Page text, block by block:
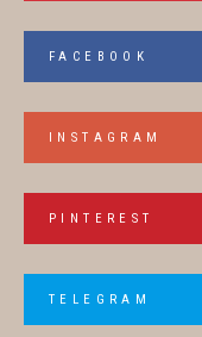
FACEBOOK
INSTAGRAM
PINTEREST
TELEGRAM